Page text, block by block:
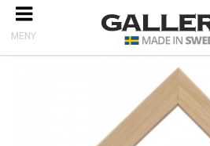
MENY
Produkten har nu lagts till i
Start Ramlister Ramlist Ek